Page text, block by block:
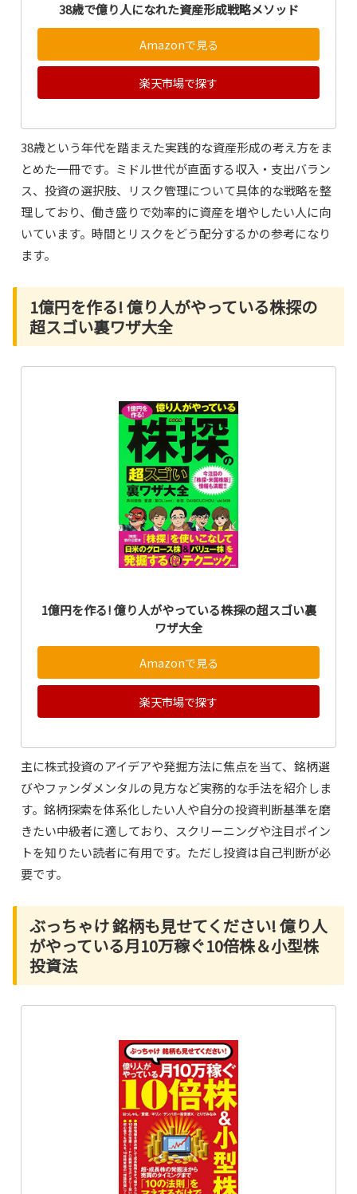
38歳で億り人になれた資産形成戦略メソッド
Amazonで見る
楽天市場で探す
38歳という年代を踏まえた実践的な資産形成の考え方をま
とめた一冊です。ミドル世代が直面する収入・支出バラン
ス、投資の選択肢、リスク管理について具体的な戦略を整
理しており、働き盛りで効率的に資産を増やしたい人に向
いています。時間とリスクをどう配分するかの参考になり
ます。
1億円を作る! 億り人がやっている株探の
超スゴい裏ワザ大全
1億円を作る! 億り人がやっている株探の超スゴい裏
ワザ大全
Amazonで見る
楽天市場で探す
主に株式投資のアイデアや発掘方法に焦点を当て、銘柄選
びやファンダメンタルの見方など実務的な手法を紹介しま
す。銘柄探索を体系化したい人や自分の投資判断基準を磨
きたい中級者に適しており、スクリーニングや注目ポイン
トを知りたい読者に有用です。ただし投資は自己判断が必
要です。
ぶっちゃけ 銘柄も見せてください! 億り人
がやっている月10万稼ぐ10倍株＆小型株
投資法